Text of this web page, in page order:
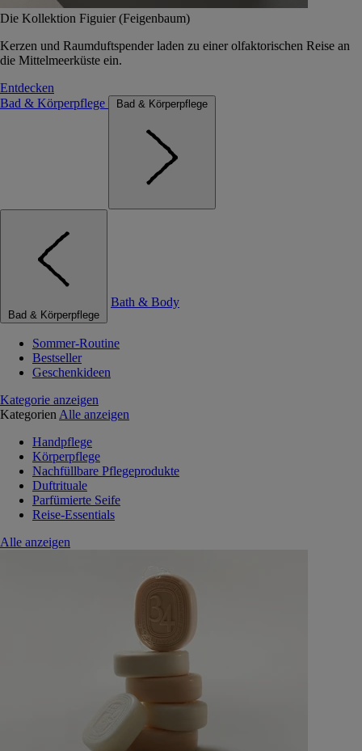
Die Kollektion Figuier (Feigenbaum)
Kerzen und Raumduftspender laden zu einer olfaktorischen Reise an
die Mittelmeerküste ein.
Entdecken
Bad & Körperpflege
Bad & Körperpflege
Bad & Körperpflege
Bath & Body
Sommer-Routine
Bestseller
Geschenkideen
Kategorie anzeigen
Kategorien Alle anzeigen
Handpflege
Körperpflege
Nachfüllbare Pflegeprodukte
Duftrituale
Parfümierte Seife
Reise-Essentials
Alle anzeigen